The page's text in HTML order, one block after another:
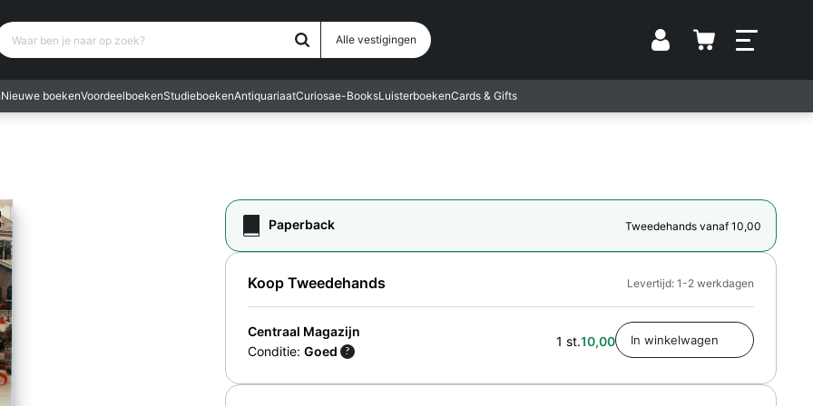
Alle vestigingen Vestiging
ben je naar op zoek?
Nieuwe boekenVoordeelboekenStudieboekenAntiquariaatCuriosae-BooksLuisterboekenCards & Gifts
Paperback Tweedehands vanaf 10,00
Koop Tweedehands
Centraal Magazijn
Conditie: Goed ?
1 st.10,00
Levertijd: 1-2 werkdagen